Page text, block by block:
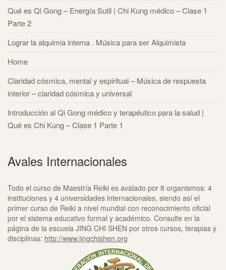
Qué es Qi Gong – Energía Sutil | Chi Kung médico – Clase 1
Parte 2
Lograr la alquimia interna . Música para ser Alquimista
Home
Claridad cósmica, mental y espiritual – Música de respuesta
interior – claridad cósmica y universal
Introducción al Qi Gong médico y terapéutico para la salud |
Qué es Chi Kung – Clase 1 Parte 1
Avales Internacionales
Todo el curso de Maestría Reiki es avalado por 8 organismos: 4
instituciones y 4 universidades internacionales, siendo así el
primer curso de Reiki a nivel mundial con reconocimiento oficial
por el sistema educativo formal y académico. Consulte en la
página de la escuela JING CHI SHEN por otros cursos, terapias y
disciplinas: http://www.jingchishen.org